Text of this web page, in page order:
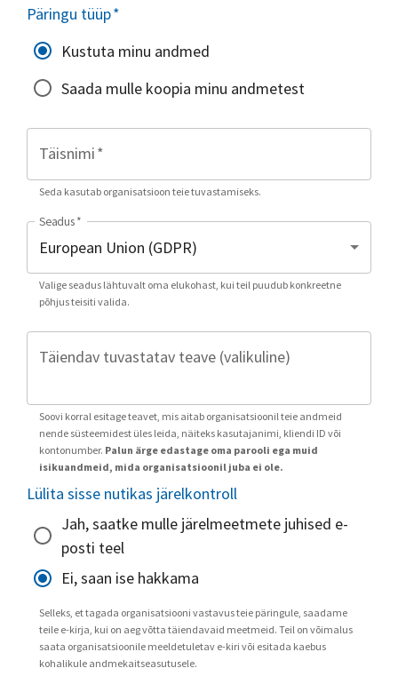
Päringu tüüp*
Kustuta minu andmed
Saada mulle koopia minu andmetest
Täisnimi*
Seda kasutab organisatsioon teie tuvastamiseks.
Seadus*
Valige seadus lähtuvalt oma elukohast, kui teil puudub konkreetne
põhjus teisiti valida.
Täiendav tuvastatav teave (valikuline)
Soovi korral esitage teavet, mis aitab organisatsioonil teie andmeid
nende süsteemidest üles leida, näiteks kasutajanimi, kliendi ID või
kontonumber. Palun ärge edastage oma parooli ega muid
isikuandmeid, mida organisatsioonil juba ei ole.
Lülita sisse nutikas järelkontroll
Jah, saatke mulle järelmeetmete juhised e-
posti teel
Ei, saan ise hakkama
Selleks, et tagada organisatsiooni vastavus teie päringule, saadame
teile e-kirja, kui on aeg võtta täiendavaid meetmeid. Teil on võimalus
saata organisatsioonile meeldetuletav e-kiri või esitada kaebus
kohalikule andmekaitseasutusele.